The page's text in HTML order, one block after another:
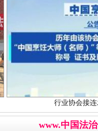
闻网.
闻网.
纪网.
行业协会接连发公告
www.中国法